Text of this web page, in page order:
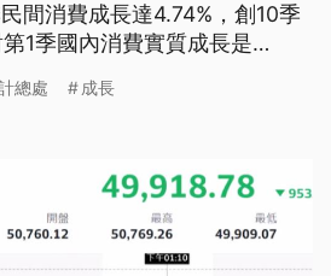
間消費成長達4.74%，創10季
1季國內消費實質成長是
股創高不代表全民賺錢，財富
總處 成長